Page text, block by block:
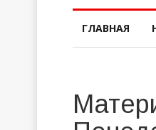
ГЛАВНАЯ